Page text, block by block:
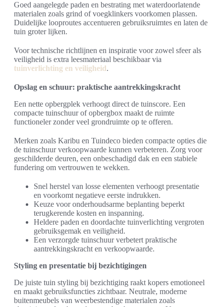
Goed aangelegde paden en bestrating met waterdoorlatende
materialen zoals grind of voegklinkers voorkomen plassen.
Duidelijke looproutes accentueren gebruiksruimtes en laten de
tuin groter lijken.
Voor technische richtlijnen en inspiratie voor zowel sfeer als
veiligheid is extra leesmateriaal beschikbaar via
tuinverlichting en veiligheid.
Opslag en schuur: praktische aantrekkingskracht
Een nette opbergplek verhoogt direct de tuinscore. Een
compacte tuinschuur of opbergbox maakt de ruimte
functioneler zonder veel grondruimte op te offeren.
Merken zoals Karibu en Tuindeco bieden compacte opties die
de tuinschuur verkoopwaarde kunnen verbeteren. Zorg voor
geschilderde deuren, een onbeschadigd dak en een stabiele
fundering om vertrouwen te wekken.
Snel herstel van losse elementen verhoogt presentatie
en voorkomt negatieve eerste indrukken.
Keuze voor onderhoudsarme beplanting beperkt
terugkerende kosten en inspanning.
Heldere paden en doordachte tuinverlichting vergroten
gebruiksgemak en veiligheid.
Een verzorgde tuinschuur verbetert praktische
aantrekkingskracht en verkoopwaarde.
Styling en presentatie bij bezichtigingen
De juiste tuin styling bij bezichtiging raakt kopers emotioneel
en maakt gebruiksfuncties zichtbaar. Neutrale, moderne
buitenmeubels van weerbestendige materialen zoals